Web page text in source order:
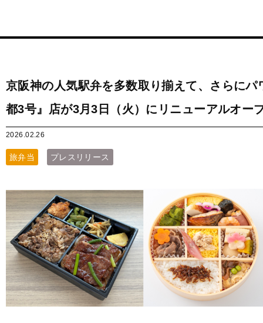
京阪神の人気駅弁を多数取り揃えて、さらにパ
都3号』店が3月3日（火）にリニューアルオー
2026.02.26
旅弁当 プレスリリース